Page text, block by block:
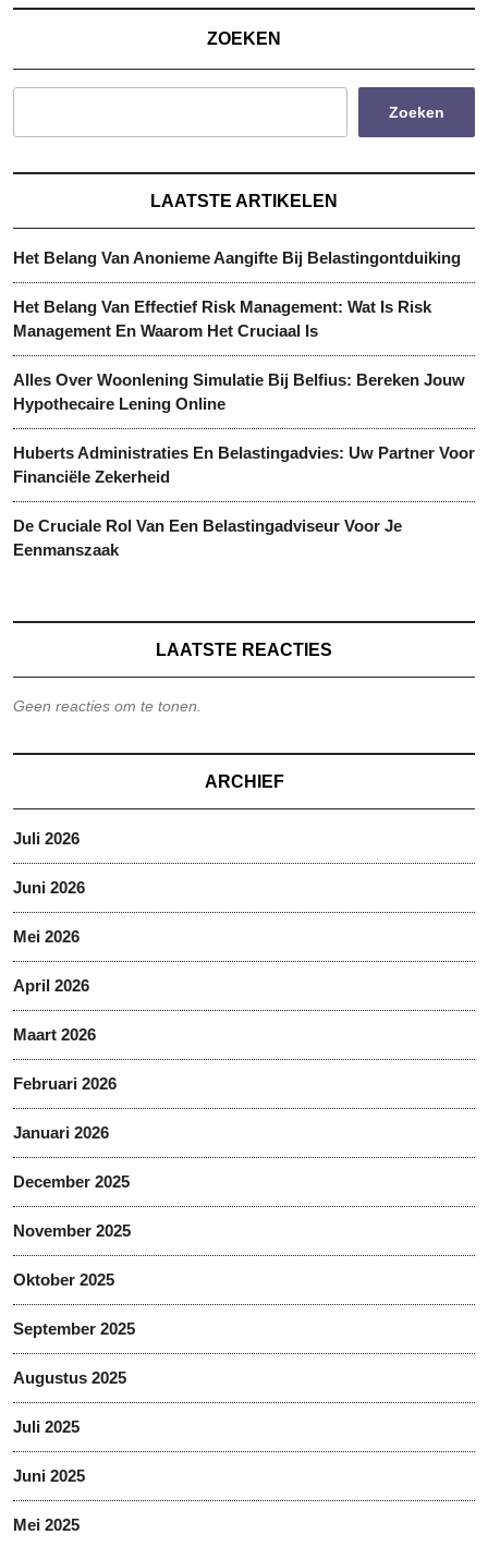
ZOEKEN
Zoeken
LAATSTE ARTIKELEN
Het Belang Van Anonieme Aangifte Bij Belastingontduiking
Het Belang Van Effectief Risk Management: Wat Is Risk
Management En Waarom Het Cruciaal Is
Alles Over Woonlening Simulatie Bij Belfius: Bereken Jouw
Hypothecaire Lening Online
Huberts Administraties En Belastingadvies: Uw Partner Voor
Financiële Zekerheid
De Cruciale Rol Van Een Belastingadviseur Voor Je
Eenmanszaak
LAATSTE REACTIES
Geen reacties om te tonen.
ARCHIEF
Juli 2026
Juni 2026
Mei 2026
April 2026
Maart 2026
Februari 2026
Januari 2026
December 2025
November 2025
Oktober 2025
September 2025
Augustus 2025
Juli 2025
Juni 2025
Mei 2025